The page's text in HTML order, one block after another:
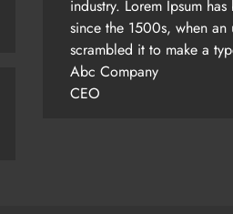
industry. Lorem Ipsum
since the 1500s, when
scrambled it to make a
Abc Company
CEO